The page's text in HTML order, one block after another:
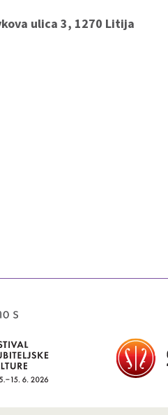
ulica 3, 1270 Litija